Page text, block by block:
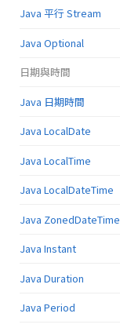
Java 平行 Stream
Java Optional
日期與時間
Java 日期時間
Java LocalDate
Java LocalTime
Java LocalDateTime
Java ZonedDateTime
Java Instant
Java Duration
Java Period